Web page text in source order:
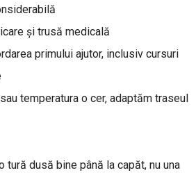
și trusă medicală
primului ajutor, inclusiv cursuri
temperatura o cer, adaptăm traseul
tură dusă bine până la capăt, nu una